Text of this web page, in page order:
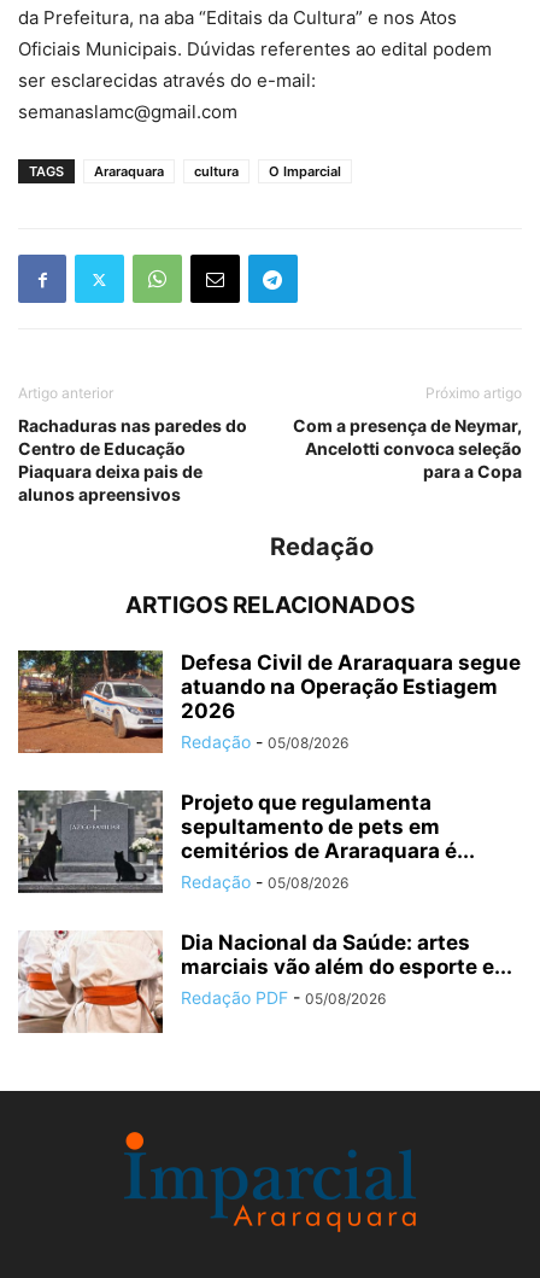
da Prefeitura, na aba “Editais da Cultura” e nos Atos
Oficiais Municipais. Dúvidas referentes ao edital podem
ser esclarecidas através do e-mail:
semanaslamc@gmail.com
TAGS Araraquara cultura O Imparcial
Artigo anterior
Rachaduras nas paredes do
Centro de Educação
Piaquara deixa pais de
alunos apreensivos
Próximo artigo
Com a presença de Neymar,
Ancelotti convoca seleção
para a Copa
Redação
ARTIGOS RELACIONADOS
Defesa Civil de Araraquara segue
atuando na Operação Estiagem
2026
Redação - 05/08/2026
Projeto que regulamenta
sepultamento de pets em
cemitérios de Araraquara é...
Redação - 05/08/2026
Dia Nacional da Saúde: artes
marciais vão além do esporte e...
Redação PDF - 05/08/2026